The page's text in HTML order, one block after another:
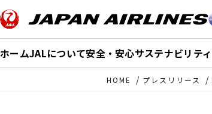
ホームJALについて安全・安心サステナビリティ
HOME プレスリリース